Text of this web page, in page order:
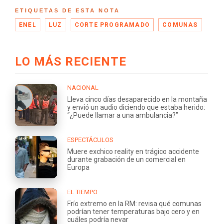
ETIQUETAS DE ESTA NOTA
ENEL LUZ CORTE PROGRAMADO COMUNAS
LO MÁS RECIENTE
NACIONAL
Lleva cinco días desaparecido en la montaña
y envió un audio diciendo que estaba herido:
“¿Puede llamar a una ambulancia?”
ESPECTÁCULOS
Muere exchico reality en trágico accidente
durante grabación de un comercial en
Europa
EL TIEMPO
Frío extremo en la RM: revisa qué comunas
podrían tener temperaturas bajo cero y en
cuáles podría nevar